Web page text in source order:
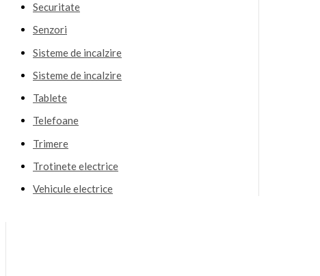
Securitate
Senzori
Sisteme de incalzire
Sisteme de incalzire
Tablete
Telefoane
Trimere
Trotinete electrice
Vehicule electrice